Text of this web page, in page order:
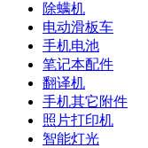
除螨机
电动滑板车
手机电池
笔记本配件
翻译机
手机其它附件
照片打印机
智能灯光